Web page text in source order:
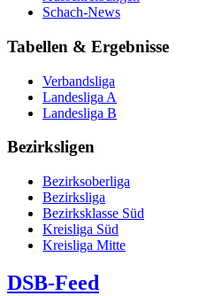
Schach-News
Tabellen & Ergebnisse
Verbandsliga
Landesliga A
Landesliga B
Bezirksligen
Bezirksoberliga
Bezirksliga
Bezirksklasse Süd
Kreisliga Süd
Kreisliga Mitte
DSB-Feed